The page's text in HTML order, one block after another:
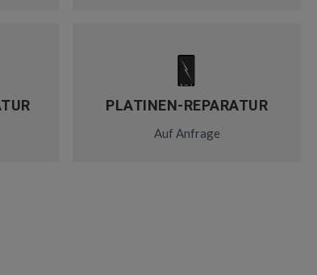
PLATINEN-REPARATUR
Auf Anfrage